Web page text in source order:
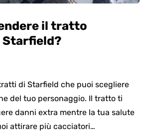
il tratto
di Starfield che puoi scegliere
del tuo personaggio. Il tratto ti
danni extra mentre la tua salute
attirare più cacciatori…